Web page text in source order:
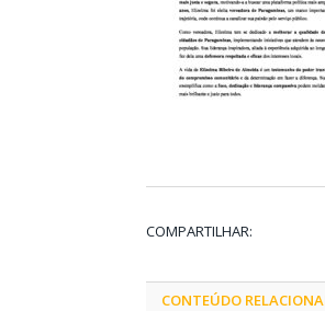
COMPARTILHAR:
CONTEÚDO